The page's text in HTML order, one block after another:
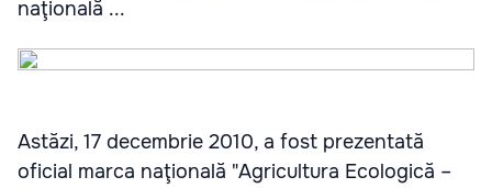
naţională ...
Astăzi, 17 decembrie 2010, a fost prezentată
oficial marca naţională "Agricultura Ecologică –